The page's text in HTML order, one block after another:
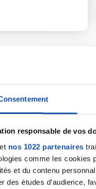
responsable de vos
nos 1022 partenaires
comme les cookies
et du contenu
des études d’audience,